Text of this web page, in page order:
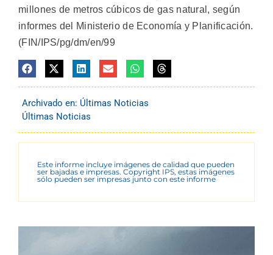
millones de metros cúbicos de gas natural, según
informes del Ministerio de Economía y Planificación.
(FIN/IPS/pg/dm/en/99
Archivado en: Últimas Noticias
Últimas Noticias
Este informe incluye imágenes de calidad que pueden
ser bajadas e impresas. Copyright IPS, estas imágenes
sólo pueden ser impresas junto con este informe